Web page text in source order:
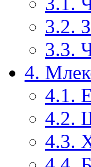
3.2.
3.3.
4.
4.1.
4.2.
4.3.